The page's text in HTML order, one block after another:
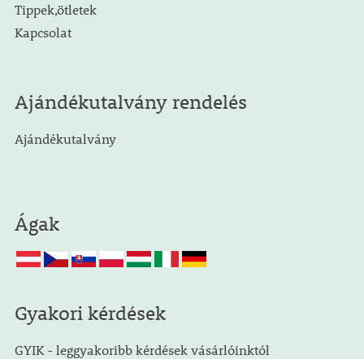
Tippek,ötletek
Kapcsolat
Ajándékutalvány rendelés
Ajándékutalvány
Ágak
Gyakori kérdések
GYIK - leggyakoribb kérdések vásárlóinktól